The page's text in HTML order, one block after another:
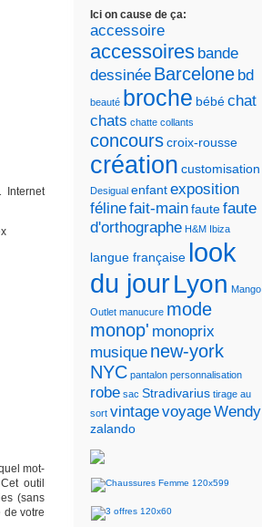
Internet
mot-
outil
(sans
de votre
Ici on cause de ça:
accessoire
accessoires bande
dessinée Barcelone bd
beauté broche bébéchat
chats chatte collants
concourscroix-rousse
création customisation
Desigual enfantexposition
félinefait-mainfautefaute
d'orthographe H&M Ibiza
langue française look
du jourLyon Mango
Outlet manucure mode
monop' monoprix
musique new-york
NYC pantalon personnalisation
robe sac Stradivarius tirage au
sort vintagevoyageWendy
zalando